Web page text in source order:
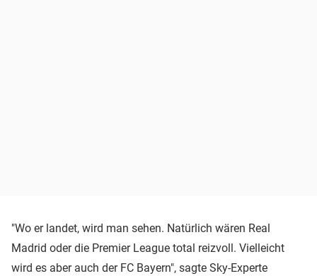
"Wo er landet, wird man sehen. Natürlich wären Real
Madrid oder die Premier League total reizvoll. Vielleicht
wird es aber auch der FC Bayern", sagte Sky-Experte